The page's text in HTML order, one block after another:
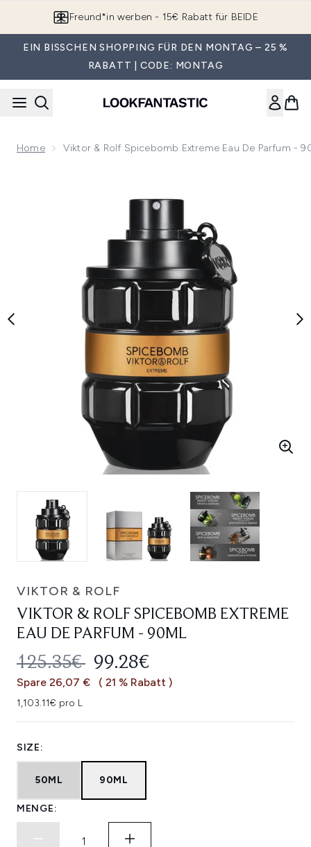
Freund*in werben - 15€ Rabatt für BEIDE
EIN BISSCHEN SHOPPING FÜR DEN MONTAG – 25 %
RABATT | CODE: MONTAG
Home Viktor & Rolf Spicebomb Extreme Eau De Parfum -
VIKTOR & ROLF
VIKTOR & ROLF SPICEBOMB EXTREME
EAU DE PARFUM - 90ML
UNVERBINDLICHE
125.35€ AKTUELLER PREIS:
99.28€
Spare 26,07 € ( 21 % Rabatt )
1,103.11€ pro L
SIZE:
50ML 90ML
MENGE: